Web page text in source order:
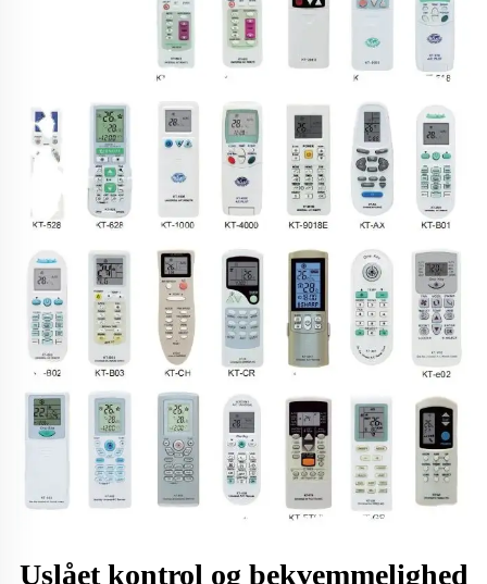
Uslået kontrol og bekvemmelighed